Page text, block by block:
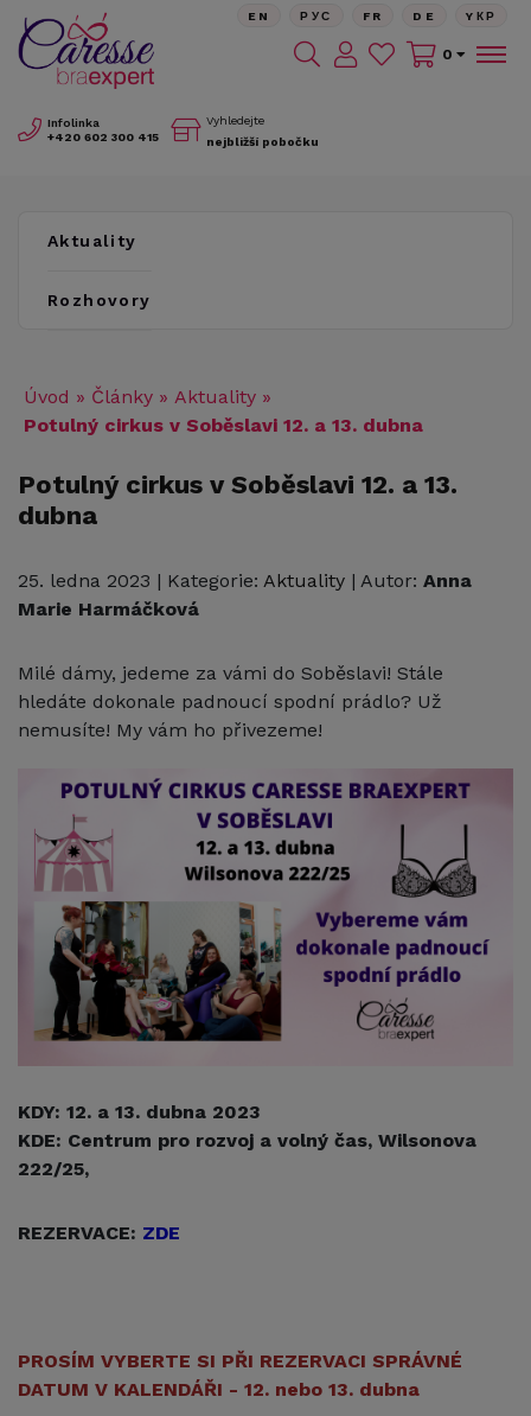
Infolinka
+420 602 300 415
Vyhledejte
nejbližší pobočku
EN РУС FR DE YКР
0
Aktuality
Rozhovory
Úvod » Články » Aktuality »
Potulný cirkus v Soběslavi 12. a 13. dubna
Potulný cirkus v Soběslavi 12. a 13.
dubna
25. ledna 2023 | Kategorie: Aktuality | Autor: Anna
Marie Harmáčková
Milé dámy, jedeme za vámi do Soběslavi! Stále
hledáte dokonale padnoucí spodní prádlo? Už
nemusíte! My vám ho přivezeme!
KDY: 12. a 13. dubna 2023
KDE: Centrum pro rozvoj a volný čas, Wilsonova
222/25,
REZERVACE: ZDE
PROSÍM VYBERTE SI PŘI REZERVACI SPRÁVNÉ
DATUM V KALENDÁŘI - 12. nebo 13. dubna